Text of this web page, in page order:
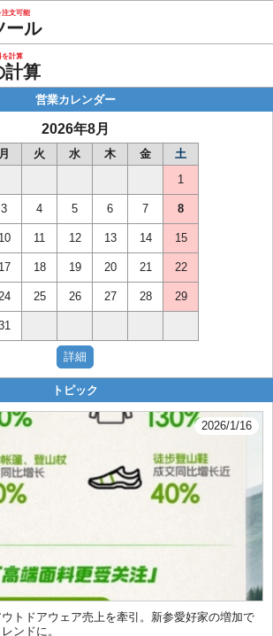
注文可能
ール
を計算
計算
営業カレンダー
2026年8月
月 火 水 木 金
土
1
3 4 5 6 7 8
10 11 12 13 14 15
17 18 19 20 21 22
25 26 27 28 29
トピック
2026/1/16
トドアウェア売上を牽引。新参愛好家の増加で
ンドに。